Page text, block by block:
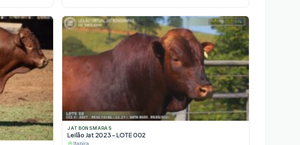
JAT BONSMARAS
Leilão Jat 2023 - LOTE 002
Itapira